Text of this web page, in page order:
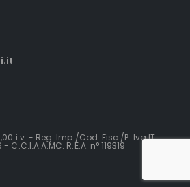
i.v. - Reg. Imp./Cod. Fisc./P. Iva IT
C.C.I.A.A.MC. R.E.A. n° 119319